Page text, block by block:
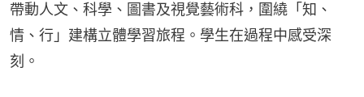
帶動人文、科學、圖書及視覺藝術科，圍繞「知、
情、行」建構立體學習旅程。學生在過程中感受深
刻。